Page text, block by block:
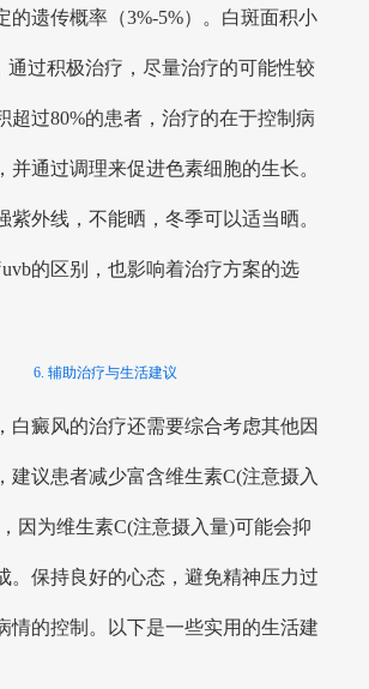
的遗传概率（3%-5%）。白斑面积小
通过积极治疗，尽量治疗的可能性较
超过80%的患者，治疗的在于控制病
并通过调理来促进色素细胞的生长。
紫外线，不能晒，冬季可以适当晒。
的区别，也影响着治疗方案的选
6. 辅助治疗与生活建议
白癜风的治疗还需要综合考虑其他因
建议患者减少富含维生素C(注意摄入
因为维生素C(注意摄入量)可能会抑
。保持良好的心态，避免精神压力过
情的控制。以下是一些实用的生活建